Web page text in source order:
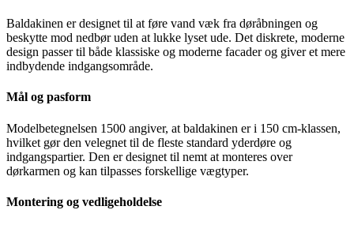
Baldakinen er designet til at føre vand væk fra døråbningen og
beskytte mod nedbør uden at lukke lyset ude. Det diskrete, moderne
design passer til både klassiske og moderne facader og giver et mere
indbydende indgangsområde.
Mål og pasform
Modelbetegnelsen 1500 angiver, at baldakinen er i 150 cm-klassen,
hvilket gør den velegnet til de fleste standard yderdøre og
indgangspartier. Den er designet til nemt at monteres over
dørkarmen og kan tilpasses forskellige vægtyper.
Montering og vedligeholdelse